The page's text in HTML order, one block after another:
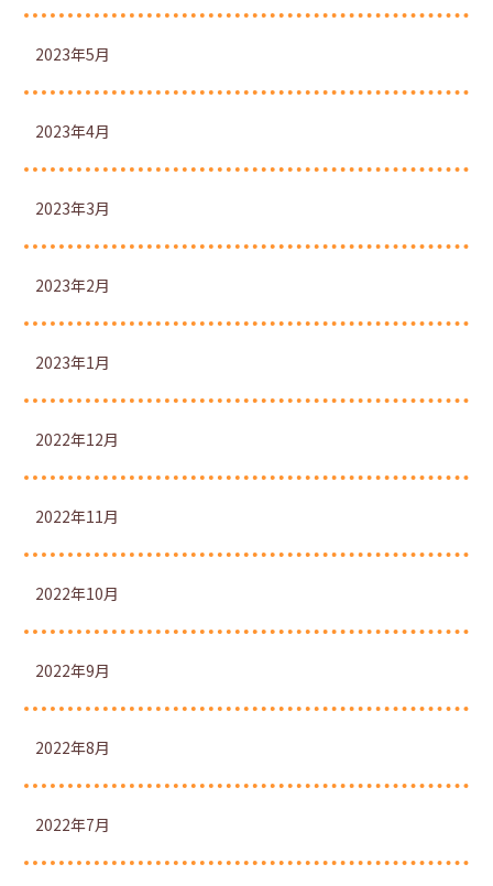
2023年5月
2023年4月
2023年3月
2023年2月
2023年1月
2022年12月
2022年11月
2022年10月
2022年9月
2022年8月
2022年7月